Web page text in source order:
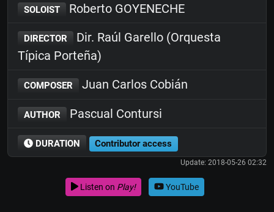
SOLOIST Roberto GOYENECHE
DIRECTOR
Dir. Raúl Garello (Orquesta
Típica Porteña)
COMPOSER Juan Carlos Cobián
AUTHOR Pascual Contursi
DURATION Contributor access
Update: 2018-05-26 02:32
Listen on Play! YouTube